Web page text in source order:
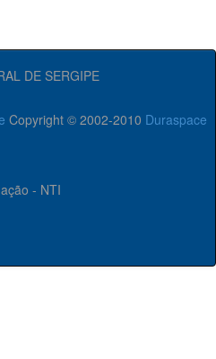
DE SERGIPE
Copyright © 2002-2010 Duraspace
- NTI